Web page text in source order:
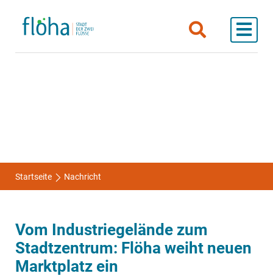
Startseite Nachricht
Vom Industriegelände zum
Stadtzentrum: Flöha weiht neuen
Marktplatz ein